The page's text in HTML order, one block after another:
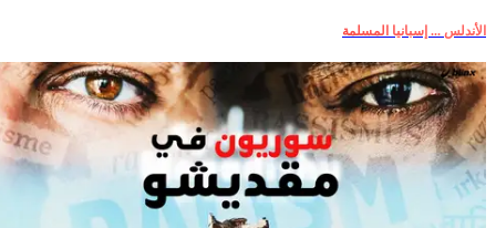
الأندلس ... إسبانيا المسلمة